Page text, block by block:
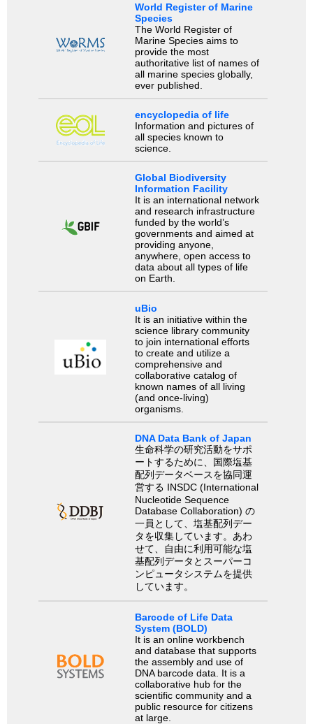
World Register of Marine
Species
The World Register of
Marine Species aims to
provide the most
authoritative list of names of
all marine species globally,
ever published.
encyclopedia of life
Information and pictures of
all species known to
science.
Global Biodiversity
Information Facility
It is an international network
and research infrastructure
funded by the world’s
governments and aimed at
providing anyone,
anywhere, open access to
data about all types of life
on Earth.
uBio
It is an initiative within the
science library community
to join international efforts
to create and utilize a
comprehensive and
collaborative catalog of
known names of all living
(and once-living)
organisms.
DNA Data Bank of Japan
生命科学の研究活動をサポ
ートするために、国際塩基
配列データベースを協同運
営する INSDC (International
Nucleotide Sequence
Database Collaboration) の
一員として、塩基配列デー
タを収集しています。あわ
せて、自由に利用可能な塩
基配列データとスーパーコ
ンピュータシステムを提供
しています。
Barcode of Life Data
System (BOLD)
It is an online workbench
and database that supports
the assembly and use of
DNA barcode data. It is a
collaborative hub for the
scientific community and a
public resource for citizens
at large.